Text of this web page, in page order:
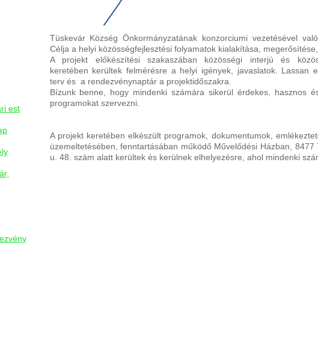
est
Tüskevár Község Önkormányzatának konzorciumi vezetésével
Célja a helyi közösségfejlesztési folyamatok kialakítása, megerősítése,
A projekt előkészítési szakaszában közösségi interjú és
keretében kerültek felmérésre a helyi igények, javaslatok. Lassan
terv és a rendezvénynaptár a projektidőszakra.
Bízunk benne, hogy mindenki számára sikerül érdekes, hasznos
programokat szervezni.
A projekt keretében elkészült programok, dokumentumok,
üzemeltetésében, fenntartásában működő Művelődési Házban, 8477
u. 48. szám alatt kerültek és kerülnek elhelyezésre, ahol mindenki